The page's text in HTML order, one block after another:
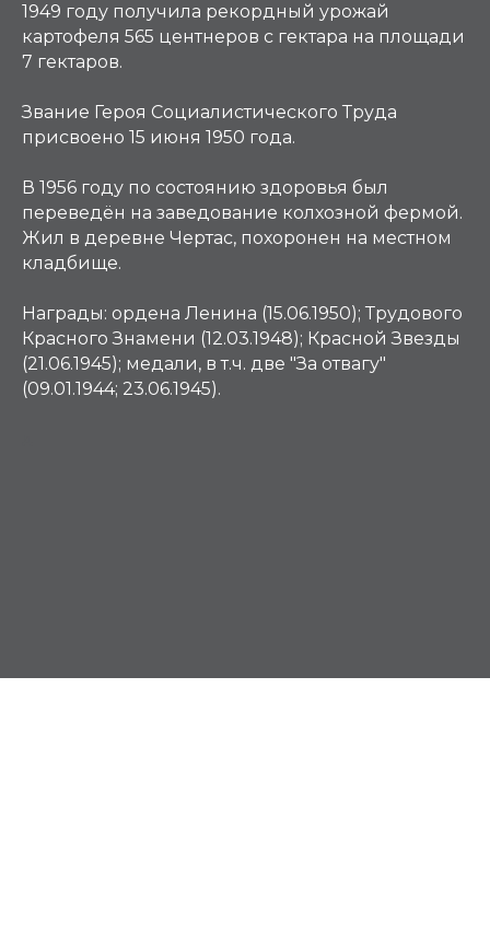
1949 году получила рекордный урожай
картофеля 565 центнеров с гектара на площади
7 гектаров.
Звание Героя Социалистического Труда
присвоено 15 июня 1950 года.
В 1956 году по состоянию здоровья был
переведён на заведование колхозной фермой.
Жил в деревне Чертас, похоронен на местном
кладбище.
Награды: ордена Ленина (15.06.1950); Трудового
Красного Знамени (12.03.1948); Красной Звезды
(21.06.1945); медали, в т.ч. две "За отвагу"
(09.01.1944; 23.06.1945).